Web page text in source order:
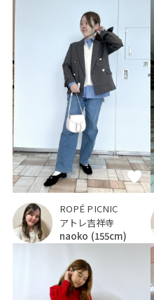
ROPÉ PICNIC
アトレ吉祥寺
naoko (155cm)